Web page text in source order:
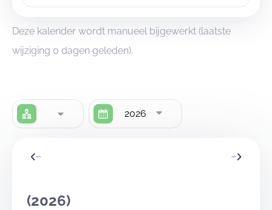
Deze kalender wordt manueel bijgewerkt (laatste
wijziging 0 dagen geleden).
2026
(2026)